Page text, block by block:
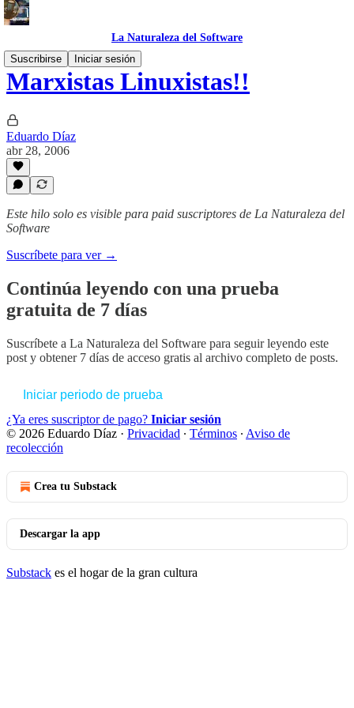
La Naturaleza del Software
Suscribirse
Iniciar sesión
Marxistas Linuxistas!!
Eduardo Díaz
abr 28, 2006
Este hilo solo es visible para paid suscriptores de La Naturaleza del
Software
Suscríbete para ver →
Continúa leyendo con una prueba
gratuita de 7 días
Suscríbete a La Naturaleza del Software para seguir leyendo este
post y obtener 7 días de acceso gratis al archivo completo de posts.
Iniciar periodo de prueba
¿Ya eres suscriptor de pago? Iniciar sesión
© 2026 Eduardo Díaz · Privacidad ∙ Términos ∙ Aviso de
recolección
Crea tu Substack
Descargar la app
Substack es el hogar de la gran cultura